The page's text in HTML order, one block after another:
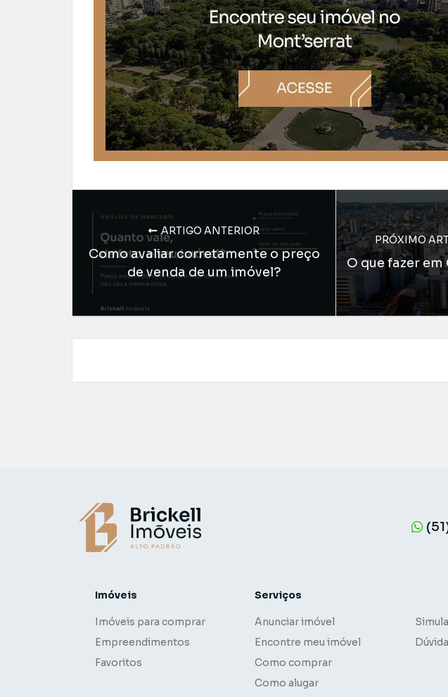
ARTIGO ANTERIOR
Como avaliar corretamente o preço
de venda de um imóvel?
PRÓXIMO
O que fazer em
Imóveis
Imóveis para comprar
Empreendimentos
Favoritos
Serviços
Anunciar imóvel
Encontre meu imóvel
Como comprar
Como alugar